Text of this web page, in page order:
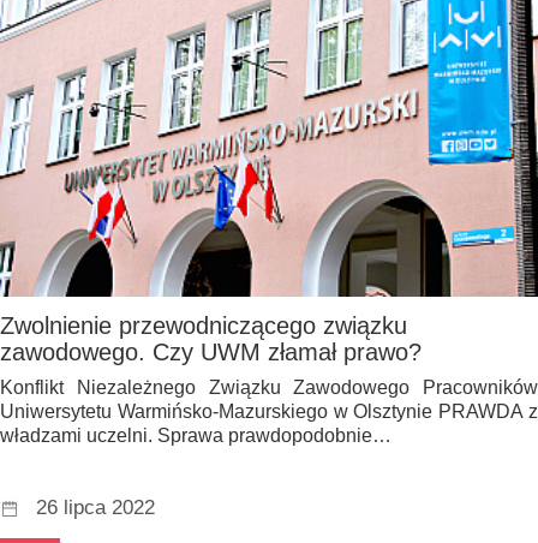
Zwolnienie przewodniczącego związku
zawodowego. Czy UWM złamał prawo?
Konflikt Niezależnego Związku Zawodowego Pracowników
Uniwersytetu Warmińsko-Mazurskiego w Olsztynie PRAWDA z
władzami uczelni. Sprawa prawdopodobnie…
26 lipca 2022